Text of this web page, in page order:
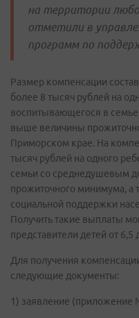
на территории
отметили в
программ по
Размер компенсации
более 8 тысяч рублей на
воспитывающегося в
выше величины
Приморском крае. На
тысяч рублей на одного
семьи со среднедушевым
прожиточного минимума, а
социальной поддержки
Получить такие выплаты
представители детей от 6,5
Для получения
следующие документы:
1) заявление (приложение